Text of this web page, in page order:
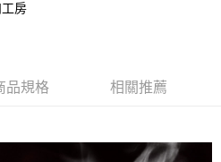
哥大用戶可立即使用無須另外申請。
訂單成立後會自動跳轉到大哥付的交易
房
品規格 相關推薦